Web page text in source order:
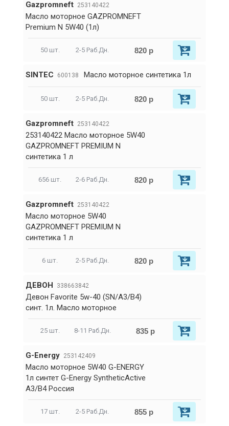
Gazpromneft 253140422
Масло моторное GAZPROMNEFT
Premium N 5W40 (1л)
50 шт. 2-5 Раб.Дн. 820 р
SINTEC 600138 Масло моторное синтетика 1л
50 шт. 2-5 Раб.Дн. 820 р
Gazpromneft 253140422
253140422 Масло моторное 5W40
GAZPROMNEFT PREMIUM N
синтетика 1 л
656 шт. 2-6 Раб.Дн. 820 р
Gazpromneft 253140422
Масло моторное 5W40
GAZPROMNEFT PREMIUM N
синтетика 1 л
6 шт. 2-5 Раб.Дн. 820 р
ДЕВОН 338663842
Девон Favorite 5w-40 (SN/А3/В4)
синт. 1л. Масло моторное
25 шт. 8-11 Раб.Дн. 835 р
G-Energy 253142409
Масло моторное 5W40 G-ENERGY
1л синтет G-Energy SyntheticActive
A3/B4 Россия
17 шт. 2-5 Раб.Дн. 855 р